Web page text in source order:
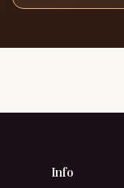
Info